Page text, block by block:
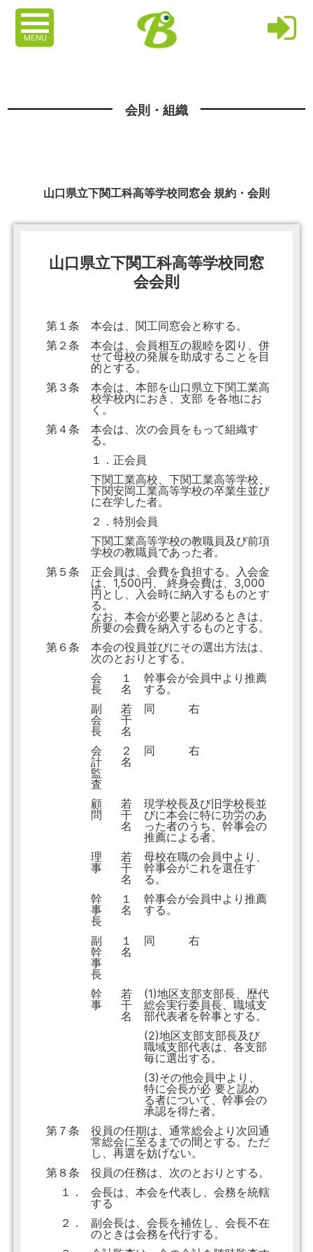
MENU
会則・組織
山口県立下関工科高等学校同窓会 規約・会則
山口県立下関工科高等学校同窓
会会則
第１条
本会は、関工同窓会と称する。
第２条
本会は、会員相互の親睦を図り、併
せて母校の発展を助成することを目
的とする。
第３条
本会は、本部を山口県立下関工業高
校学校内におき、支部 を各地にお
く。
第４条
本会は、次の会員をもって組織す
る。
１．正会員
下関工業高校、下関工業高等学校、
下関安岡工業高等学校の卒業生並び
に在学した者。
２．特別会員
下関工業高等学校の教職員及び前項
学校の教職員であった者。
第５条
正会員は、会費を負担する。入会金
は、1,500円、 終身会費は、3,000
円とし、入会時に納入するものとす
る。
なお、本会が必要と認めるときは、
所要の会費を納入するものとする。
第６条
本会の役員並びにその選出方法は、
次のとおりとする。
会
長
１
名
幹事会が会員中より推薦
する。
副
会
長
若
干
名
同 右
会
計
監
査
２
名
同 右
顧
問
若
干
名
現学校長及び旧学校長並
びに本会に特に功労のあ
った者のうち、幹事会の
推薦による者。
理
事
若
干
名
母校在職の会員中より、
幹事会がこれを選任す
る。
幹
事
長
１
名
幹事会が会員中より推薦
する。
副
幹
事
長
１
名
同 右
幹
事
若
干
名
(1)地区支部支部長、歴代
総会実行委員長、職域支
部代表者を幹事とする。
(2)地区支部支部長及び
職域支部代表は、各支部
毎に選出する。
(3)その他会員中より、
特に会長が必 要と認め
る者について、幹事会の
承認を得た者。
第７条
役員の任期は、通常総会より次回通
常総会に至るまでの間とする。ただ
し、再選を妨げない。
第８条
役員の任務は、次のとおりとする。
１．
会長は、本会を代表し、会務を統轄
する
２．
副会長は、会長を補佐し、会長不在
のときは会務を代行する。